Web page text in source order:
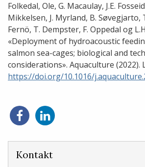
Folkedal, Ole, G. Macaulay, J.E.
Mikkelsen, J. Myrland, B. Søvegjarto,
Fernö, T. Dempster, F. Oppedal og
«Deployment of hydroacoustic
salmon sea-cages; biological and
considerations». Aquaculture (2022).
https://doi.org/10.1016/
Del
på
Del
på
Kontakt